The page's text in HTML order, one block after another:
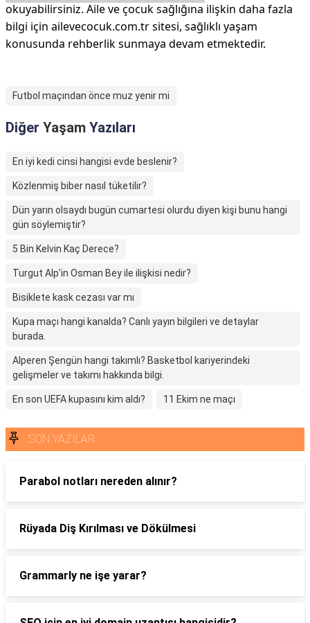
okuyabilirsiniz. Aile ve çocuk sağlığına ilişkin daha fazla
bilgi için ailevecocuk.com.tr sitesi, sağlıklı yaşam
konusunda rehberlik sunmaya devam etmektedir.
Futbol maçından önce muz yenir mi
Diğer Yaşam Yazıları
En iyi kedi cinsi hangisi evde beslenir?
Közlenmiş biber nasıl tüketilir?
Dün yarın olsaydı bugün cumartesi olurdu diyen kişi bunu hangi
gün söylemiştir?
5 Bin Kelvin Kaç Derece?
Turgut Alp'in Osman Bey ile ilişkisi nedir?
Bisiklete kask cezası var mı
Kupa maçı hangi kanalda? Canlı yayın bilgileri ve detaylar
burada.
Alperen Şengün hangi takımlı? Basketbol kariyerindeki
gelişmeler ve takımı hakkında bilgi.
En son UEFA kupasını kim aldı? 11 Ekim ne maçı
SON YAZILAR
Parabol notları nereden alınır?
Rüyada Diş Kırılması ve Dökülmesi
Grammarly ne işe yarar?